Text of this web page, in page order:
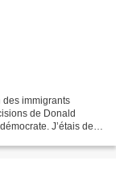
des immigrants
de Donald
J’étais de